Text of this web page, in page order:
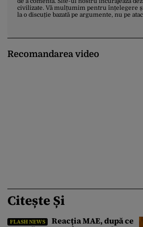
civilizate. Vă mulțumim pentru înțelegere
la o discuție bazată pe argumente, nu pe
Recomandarea video
Citește Și
FLASH NEWS
Reacția MAE, după ce